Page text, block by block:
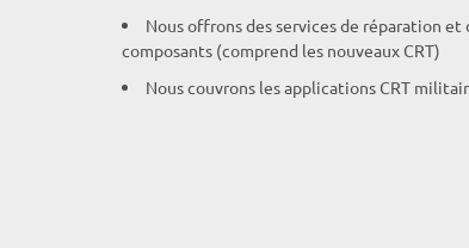
Nous offrons des services de réparation
composants (comprend les nouveaux CRT)
Nous couvrons les applications CRT